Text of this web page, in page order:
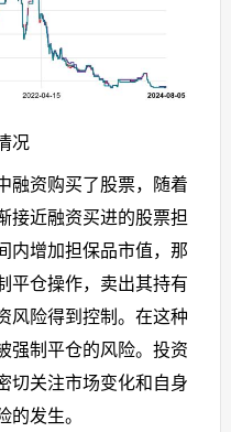
况
融资购买了股票，随着
接近融资买进的股票担
内增加担保品市值，那
平仓操作，卖出其持有
风险得到控制。在这种
强制平仓的风险。投资
切关注市场变化和自身
的发生。